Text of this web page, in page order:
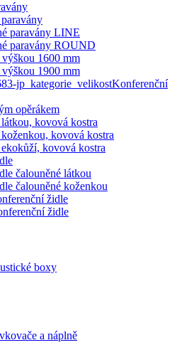
paravány LINE
paravány ROUND
výškou 1600 mm
výškou 1900 mm
Konferenční
opěrákem
kovová kostra
kovová kostra
kovová kostra
čalouněné látkou
čalouněné koženkou
židle
židle
boxy
a náplně